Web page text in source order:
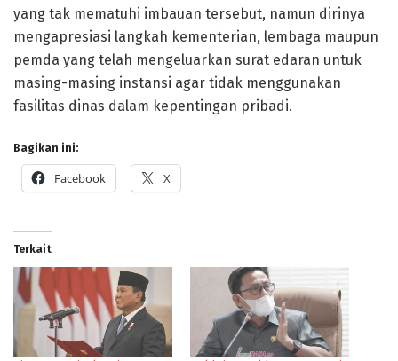
yang tak mematuhi imbauan tersebut, namun dirinya
mengapresiasi langkah kementerian, lembaga maupun
pemda yang telah mengeluarkan surat edaran untuk
masing-masing instansi agar tidak menggunakan
fasilitas dinas dalam kepentingan pribadi.
Bagikan ini:
Facebook X
Terkait